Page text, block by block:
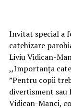
Invitat special a
catehizare
Liviu Vidican-
,,Importanța
”Pentru copii
divertisment sau
Vidican-Manci,